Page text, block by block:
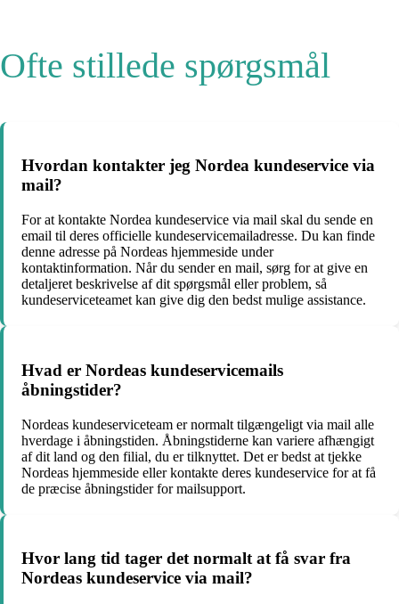
Ofte stillede spørgsmål
Hvordan kontakter jeg Nordea kundeservice via
mail?
For at kontakte Nordea kundeservice via mail skal du sende en
email til deres officielle kundeservicemailadresse. Du kan finde
denne adresse på Nordeas hjemmeside under
kontaktinformation. Når du sender en mail, sørg for at give en
detaljeret beskrivelse af dit spørgsmål eller problem, så
kundeserviceteamet kan give dig den bedst mulige assistance.
Hvad er Nordeas kundeservicemails
åbningstider?
Nordeas kundeserviceteam er normalt tilgængeligt via mail alle
hverdage i åbningstiden. Åbningstiderne kan variere afhængigt
af dit land og den filial, du er tilknyttet. Det er bedst at tjekke
Nordeas hjemmeside eller kontakte deres kundeservice for at få
de præcise åbningstider for mailsupport.
Hvor lang tid tager det normalt at få svar fra
Nordeas kundeservice via mail?